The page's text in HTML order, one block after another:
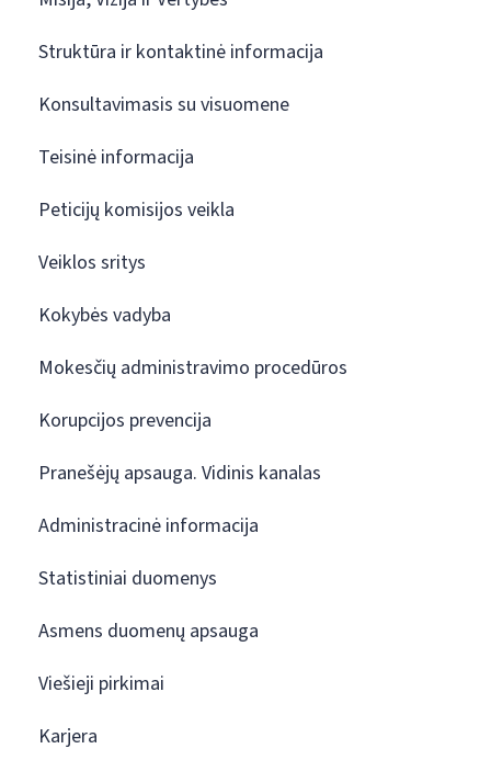
Struktūra ir kontaktinė informacija
Konsultavimasis su visuomene
Teisinė informacija
Peticijų komisijos veikla
Veiklos sritys
Kokybės vadyba
Mokesčių administravimo procedūros
Korupcijos prevencija
Pranešėjų apsauga. Vidinis kanalas
Administracinė informacija
Statistiniai duomenys
Asmens duomenų apsauga
Viešieji pirkimai
Karjera